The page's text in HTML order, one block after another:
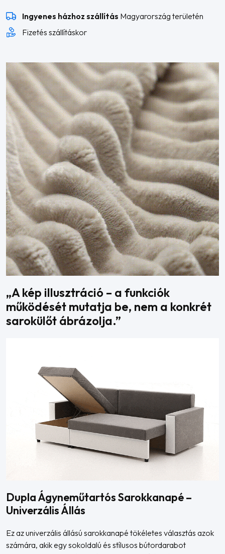
mennyiség
Ingyenes házhoz szállítás Magyarország területén
Fizetés szállításkor
„A kép illusztráció – a funkciók
működését mutatja be, nem a konkrét
sarokülőt ábrázolja.”
Dupla Ágyneműtartós Sarokkanapé –
Univerzális Állás
Ez az univerzális állású sarokkanapé tökéletes választás azok
számára, akik egy sokoldalú és stílusos bútordarabot